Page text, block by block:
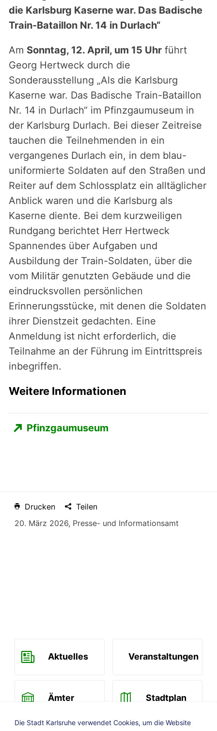
die Karlsburg Kaserne war. Das Badische
Train-Bataillon Nr. 14 in Durlach“
Am Sonntag, 12. April, um 15 Uhrführt
Georg Hertweck durch die
Sonderausstellung „Als die Karlsburg
Kaserne war. Das Badische Train-Bataillon
Nr. 14 in Durlach“ im Pfinzgaumuseum in
der Karlsburg Durlach. Bei dieser Zeitreise
tauchen die Teilnehmenden in ein
vergangenes Durlach ein, in dem blau-
uniformierte Soldaten auf den Straßen und
Reiter auf dem Schlossplatz ein alltäglicher
Anblick waren und die Karlsburg als
Kaserne diente. Bei dem kurzweiligen
Rundgang berichtet Herr Hertweck
Spannendes über Aufgaben und
Ausbildung der Train-Soldaten, über die
vom Militär genutzten Gebäude und die
eindrucksvollen persönlichen
Erinnerungsstücke, mit denen die Soldaten
ihrer Dienstzeit gedachten. Eine
Anmeldung ist nicht erforderlich, die
Teilnahme an der Führung im Eintrittspreis
inbegriffen.
Weitere Informationen
Pfinzgaumuseum
Drucken
Teilen
20. März 2026, Presse- und Informationsamt
Aktuelles Veranstaltungen
Ämter Stadtplan
Die Stadt Karlsruhe verwendet Cookies, um die Website